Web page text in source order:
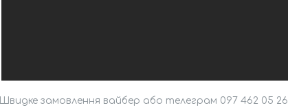
Швидке замовлення вайбер або телеграм 097 462 05 26